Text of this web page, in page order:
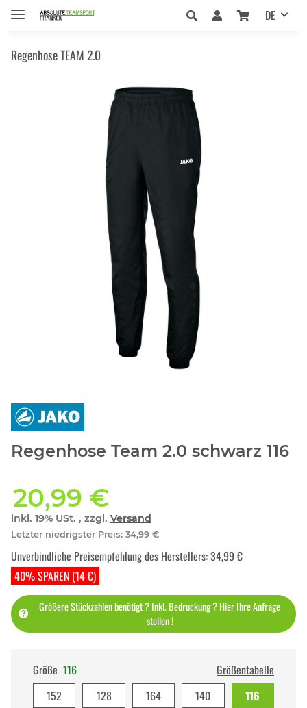
DE
Regenhose TEAM 2.0
Regenhose Team 2.0 schwarz 116
20,99 €
inkl. 19% USt. , zzgl. Versand
Letzter niedrigster Preis: 34,99 €
40% SPAREN (14 €)
Unverbindliche Preisempfehlung des Herstellers:34,99 €
Größere Stückzahlen benötigt ? Inkl. Bedruckung ? Hier Ihre Anfrage
stellen !
Größe 116
Größentabelle
152
128 164 140
116